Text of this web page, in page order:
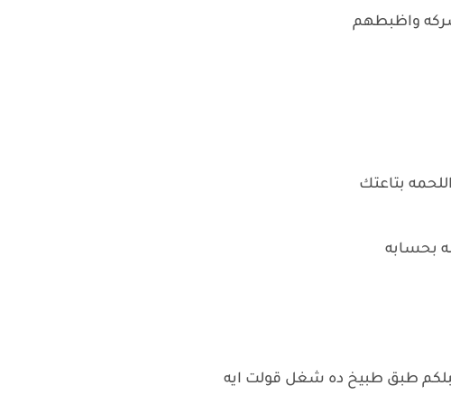
واظبطهم
بتاعتك
بحسابه
طبق طبيخ ده شغل قولت ايه